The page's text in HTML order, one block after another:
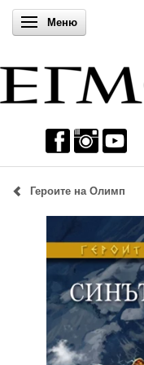
Включи навигацията
Меню
Героите на Олимп